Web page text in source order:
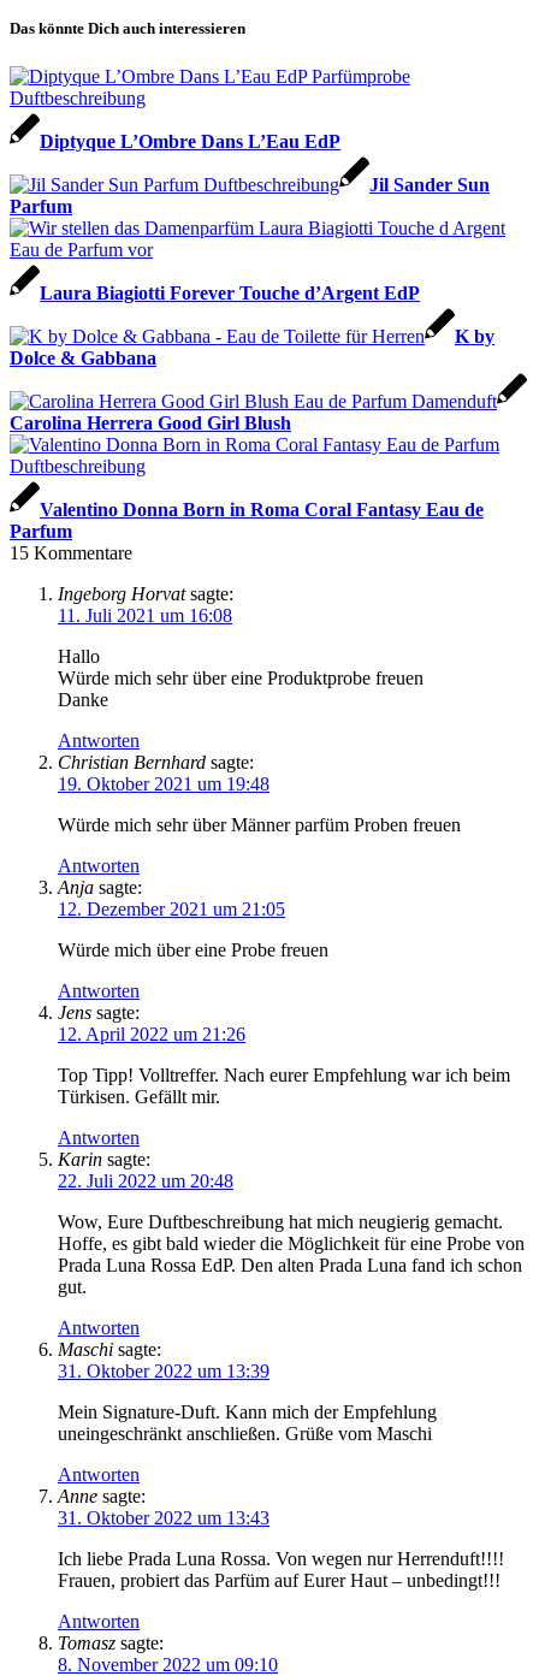
Das könnte Dich auch interessieren
Diptyque L’Ombre Dans L’Eau EdP
Jil Sander Sun
Parfum
Laura Biagiotti Forever Touche d’Argent EdP
K by
Dolce & Gabbana
Carolina Herrera Good Girl Blush
Valentino Donna Born in Roma Coral Fantasy Eau de
Parfum
15 Kommentare
Ingeborg Horvat sagte:
11. Juli 2021 um 16:08
Hallo
Würde mich sehr über eine Produktprobe freuen
Danke
Antworten
Christian Bernhard sagte:
19. Oktober 2021 um 19:48
Würde mich sehr über Männer parfüm Proben freuen
Antworten
Anja sagte:
12. Dezember 2021 um 21:05
Würde mich über eine Probe freuen
Antworten
Jens sagte:
12. April 2022 um 21:26
Top Tipp! Volltreffer. Nach eurer Empfehlung war ich beim
Türkisen. Gefällt mir.
Antworten
Karin sagte:
22. Juli 2022 um 20:48
Wow, Eure Duftbeschreibung hat mich neugierig gemacht.
Hoffe, es gibt bald wieder die Möglichkeit für eine Probe von
Prada Luna Rossa EdP. Den alten Prada Luna fand ich schon
gut.
Antworten
Maschi sagte:
31. Oktober 2022 um 13:39
Mein Signature-Duft. Kann mich der Empfehlung
uneingeschränkt anschließen. Grüße vom Maschi
Antworten
Anne sagte:
31. Oktober 2022 um 13:43
Ich liebe Prada Luna Rossa. Von wegen nur Herrenduft!!!!
Frauen, probiert das Parfüm auf Eurer Haut – unbedingt!!!
Antworten
Tomasz sagte:
8. November 2022 um 09:10